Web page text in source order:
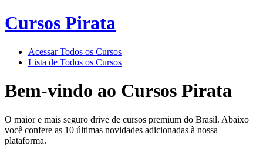
Cursos Pirata
Acessar Todos os Cursos
Lista de Todos os Cursos
Bem-vindo ao Cursos Pirata
O maior e mais seguro drive de cursos premium do Brasil. Abaixo
você confere as 10 últimas novidades adicionadas à nossa
plataforma.